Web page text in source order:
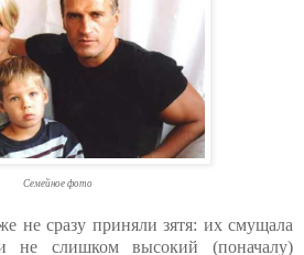
Семейное фото
не сразу приняли зятя: их смущала
не слишком высокий (поначалу)